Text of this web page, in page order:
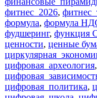
фитнес_2026,
формула, формула
фудшеринг,
ценности, ценные
цифровая_археология,
цифровая_политика,